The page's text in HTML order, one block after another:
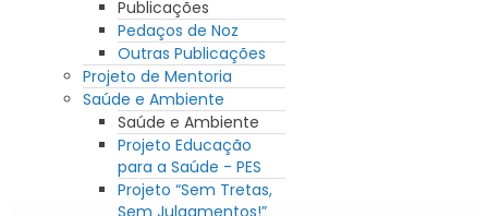
Publicações
Pedaços de Noz
Outras Publicações
Projeto de Mentoria
Saúde e Ambiente
Saúde e Ambiente
Projeto Educação
para a Saúde - PES
Projeto “Sem Tretas,
Sem Julgamentos!”